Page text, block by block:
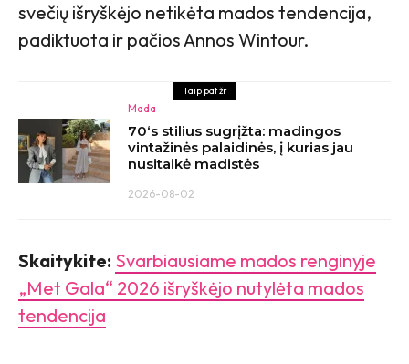
svečių išryškėjo netikėta mados tendencija,
padiktuota ir pačios Annos Wintour.
Taip pat žr
Mada
70‘s stilius sugrįžta: madingos
vintažinės palaidinės, į kurias jau
nusitaikė madistės
2026-08-02
Skaitykite: Svarbiausiame mados renginyje
„Met Gala“ 2026 išryškėjo nutylėta mados
tendencija